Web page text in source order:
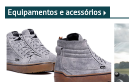
Equipamentos e acessórios